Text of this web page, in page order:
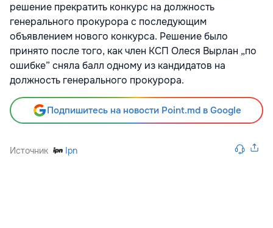
решение прекратить конкурс на должность
генерального прокурора с последующим
объявлением нового конкурса. Решение было
принято после того, как член КСП Олеся Вырлан „по
ошибке” сняла балл одному из кандидатов на
должность генерального прокурора.
Подпишитесь на новости Point.md в Google
Источник Ipn